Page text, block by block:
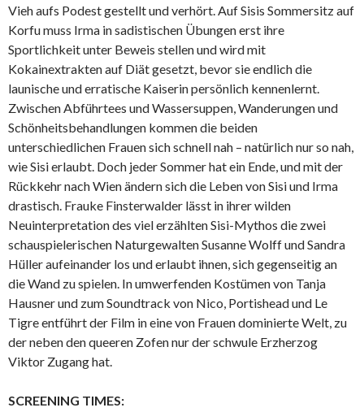
Vieh aufs Podest gestellt und verhört. Auf Sisis Sommersitz auf
Korfu muss Irma in sadistischen Übungen erst ihre
Sportlichkeit unter Beweis stellen und wird mit
Kokainextrakten auf Diät gesetzt, bevor sie endlich die
launische und erratische Kaiserin persönlich kennenlernt.
Zwischen Abführtees und Wassersuppen, Wanderungen und
Schönheitsbehandlungen kommen die beiden
unterschiedlichen Frauen sich schnell nah – natürlich nur so nah,
wie Sisi erlaubt. Doch jeder Sommer hat ein Ende, und mit der
Rückkehr nach Wien ändern sich die Leben von Sisi und Irma
drastisch. Frauke Finsterwalder lässt in ihrer wilden
Neuinterpretation des viel erzählten Sisi-Mythos die zwei
schauspielerischen Naturgewalten Susanne Wolff und Sandra
Hüller aufeinander los und erlaubt ihnen, sich gegenseitig an
die Wand zu spielen. In umwerfenden Kostümen von Tanja
Hausner und zum Soundtrack von Nico, Portishead und Le
Tigre entführt der Film in eine von Frauen dominierte Welt, zu
der neben den queeren Zofen nur der schwule Erzherzog
Viktor Zugang hat.
SCREENING TIMES: